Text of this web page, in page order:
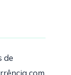
de
com